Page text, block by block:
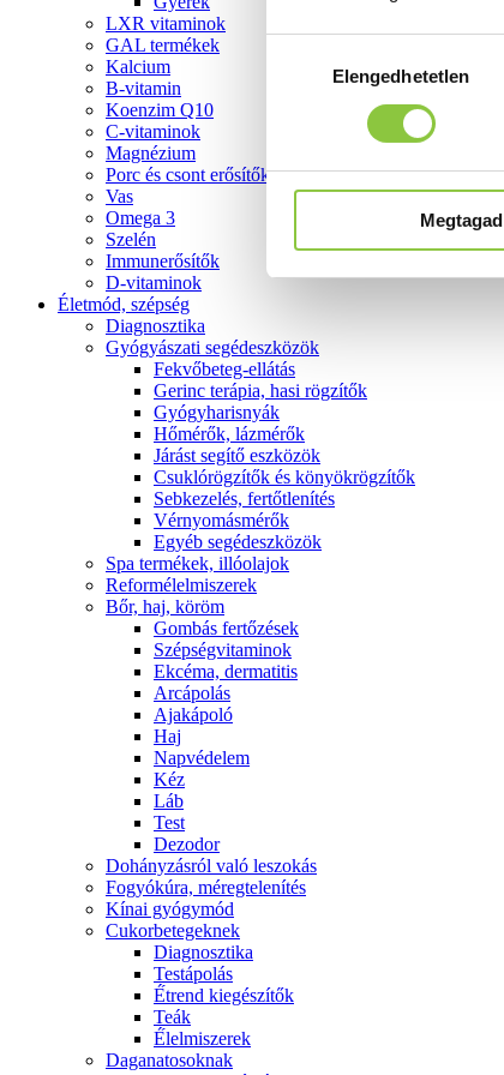
kiválasztásaElengedhetetlen
Megtagad
LXR vitaminok
GAL termékek
Kalcium
B-vitamin
Koenzim Q10
C-vitaminok
Magnézium
Porc és csont erősítők
Vas
Omega 3
Szelén
Immunerősítők
D-vitaminok
Életmód, szépség
Diagnosztika
Gyógyászati segédeszközök
Fekvőbeteg-ellátás
Gerinc terápia, hasi rögzítők
Gyógyharisnyák
Hőmérők, lázmérők
Járást segítő eszközök
Csuklórögzítők és könyökrögzítők
Sebkezelés, fertőtlenítés
Vérnyomásmérők
Egyéb segédeszközök
Spa termékek, illóolajok
Reformélelmiszerek
Bőr, haj, köröm
Gombás fertőzések
Szépségvitaminok
Ekcéma, dermatitis
Arcápolás
Ajakápoló
Haj
Napvédelem
Kéz
Láb
Test
Dezodor
Dohányzásról való leszokás
Fogyókúra, méregtelenítés
Kínai gyógymód
Cukorbetegeknek
Diagnosztika
Testápolás
É́trend kiegészítők
Teák
É́lelmiszerek
Daganatosoknak